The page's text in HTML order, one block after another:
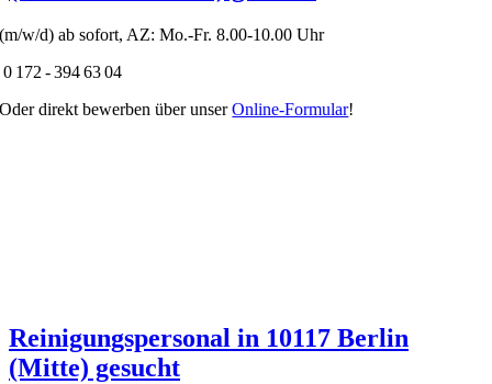
(m/w/d) ab sofort, AZ: Mo.-Fr. 8.00-10.00 Uhr
0 172 - 394 63 04
Oder direkt bewerben über unserOnline-Formular!
Reinigungspersonal in 10117 Berlin
(Mitte) gesucht